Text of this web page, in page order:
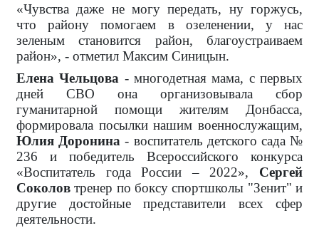
«Чувства даже не могу передать, ну горжусь,
что району помогаем в озеленении, у нас
зеленым становится район, благоустраиваем
район», - отметил Максим Синицын.
Елена Чельцова - многодетная мама, с первых
дней СВО она организовывала сбор
гуманитарной помощи жителям Донбасса,
формировала посылки нашим военнослужащим,
Юлия Доронина - воспитатель детского сада №
236 и победитель Всероссийского конкурса
«Воспитатель года России – 2022», Сергей
Соколов тренер по боксу спортшколы "Зенит" и
другие достойные представители всех сфер
деятельности.